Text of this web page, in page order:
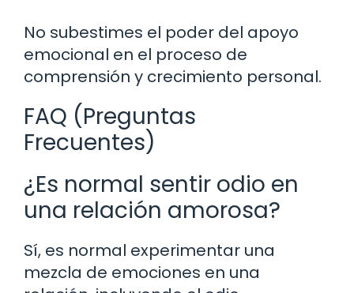
No subestimes el poder del apoyo
emocional en el proceso de
comprensión y crecimiento personal.
FAQ (Preguntas
Frecuentes)
¿Es normal sentir odio en
una relación amorosa?
Sí, es normal experimentar una
mezcla de emociones en una